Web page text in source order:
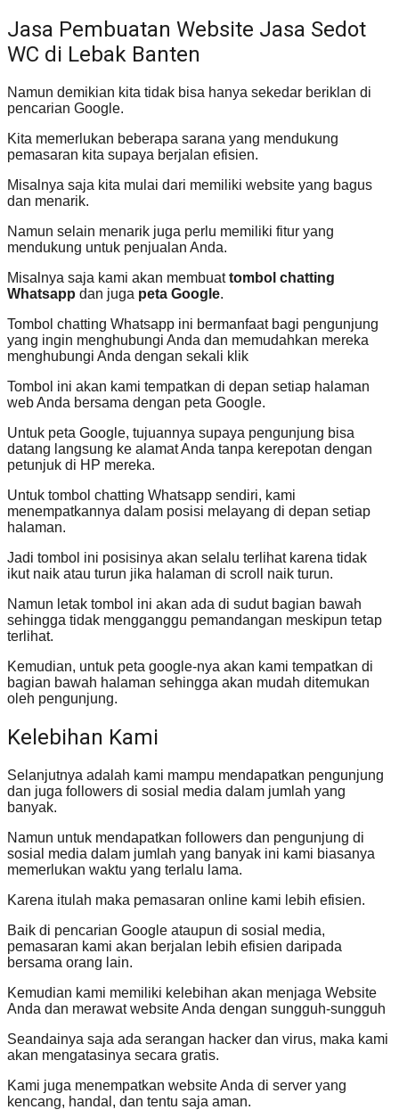
Jasa Pembuatan Website Jasa Sedot
WC di Lebak Banten
Namun demikian kita tidak bisa hanya sekedar beriklan di
pencarian Google.
Kita memerlukan beberapa sarana yang mendukung
pemasaran kita supaya berjalan efisien.
Misalnya saja kita mulai dari memiliki website yang bagus
dan menarik.
Namun selain menarik juga perlu memiliki fitur yang
mendukung untuk penjualan Anda.
Misalnya saja kami akan membuattombol chatting
Whatsapp dan juga peta Google.
Tombol chatting Whatsapp ini bermanfaat bagi pengunjung
yang ingin menghubungi Anda dan memudahkan mereka
menghubungi Anda dengan sekali klik
Tombol ini akan kami tempatkan di depan setiap halaman
web Anda bersama dengan peta Google.
Untuk peta Google, tujuannya supaya pengunjung bisa
datang langsung ke alamat Anda tanpa kerepotan dengan
petunjuk di HP mereka.
Untuk tombol chatting Whatsapp sendiri, kami
menempatkannya dalam posisi melayang di depan setiap
halaman.
Jadi tombol ini posisinya akan selalu terlihat karena tidak
ikut naik atau turun jika halaman di scroll naik turun.
Namun letak tombol ini akan ada di sudut bagian bawah
sehingga tidak mengganggu pemandangan meskipun tetap
terlihat.
Kemudian, untuk peta google-nya akan kami tempatkan di
bagian bawah halaman sehingga akan mudah ditemukan
oleh pengunjung.
Kelebihan Kami
Selanjutnya adalah kami mampu mendapatkan pengunjung
dan juga followers di sosial media dalam jumlah yang
banyak.
Namun untuk mendapatkan followers dan pengunjung di
sosial media dalam jumlah yang banyak ini kami biasanya
memerlukan waktu yang terlalu lama.
Karena itulah maka pemasaran online kami lebih efisien.
Baik di pencarian Google ataupun di sosial media,
pemasaran kami akan berjalan lebih efisien daripada
bersama orang lain.
Kemudian kami memiliki kelebihan akan menjaga Website
Anda dan merawat website Anda dengan sungguh-sungguh
Seandainya saja ada serangan hacker dan virus, maka kami
akan mengatasinya secara gratis.
Kami juga menempatkan website Anda di server yang
kencang, handal, dan tentu saja aman.